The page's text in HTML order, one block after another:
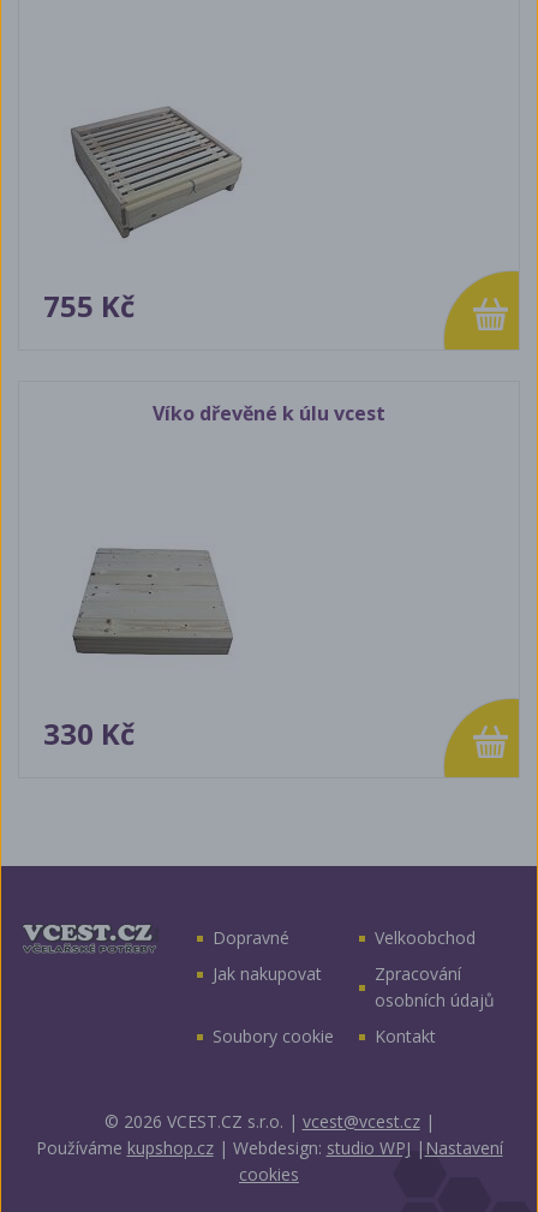
755 Kč
Víko dřevěné k úlu vcest
330 Kč
Dopravné
Velkoobchod
Jak nakupovat
Zpracování
osobních údajů
Soubory cookie
Kontakt
© 2026 VCEST.CZ s.r.o. | vcest@vcest.cz|
Používáme kupshop.cz| Webdesign: studio WPJ | Nastavení
cookies